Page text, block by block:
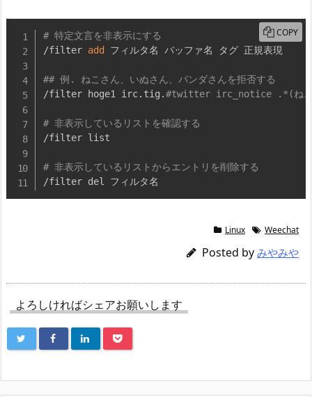
# 特定文言を非表示にする
/filter add フィルタ名 バッファ名 タグ 正規表現
## 例. ねこさん、いぬさん、パンダさんを拒否する
/filter hoge1 irc.tig.#twitter irc_notice .*(ねこ
# 非表示しているリストを確認する
/filter list
# 非表示しているリストからエントリを削除する
/filter del フィルタ名
COPY
Linux Weechat
Posted by みやみや
よろしければシェアお願いします